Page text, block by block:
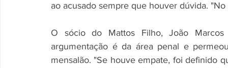
ao acusado sempre que houver dúvida.
O sócio do Mattos Filho, João
argumentação é da área penal e
mensalão. "Se houve empate, foi definido